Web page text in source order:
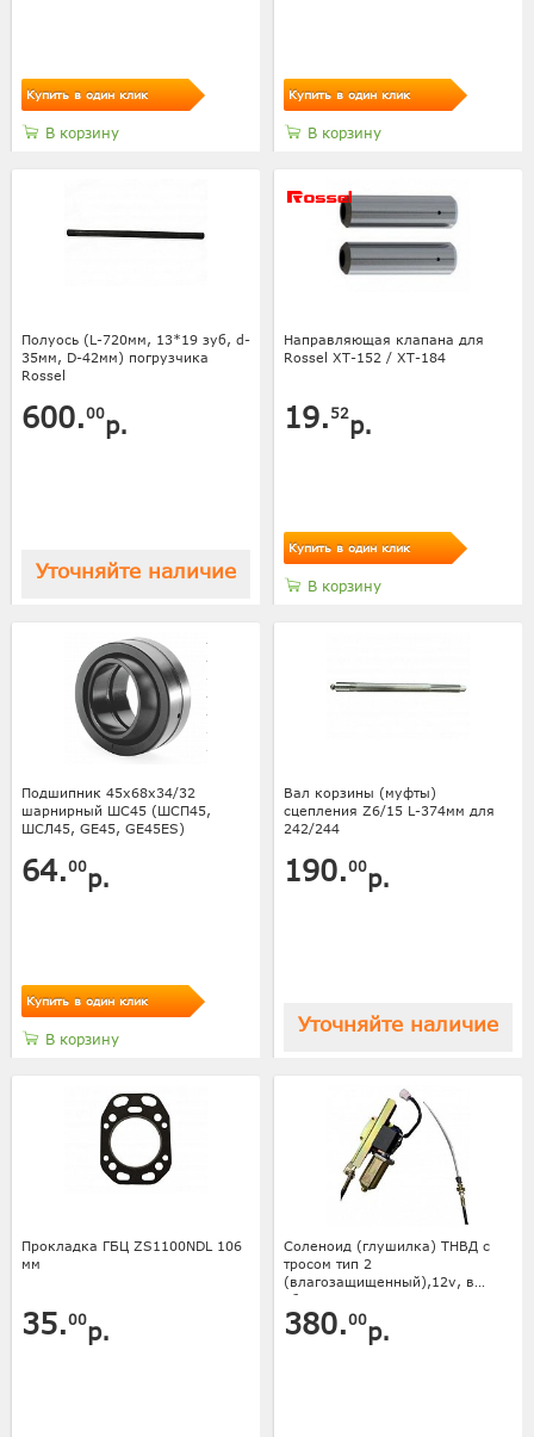
Купить в один клик
В корзину
Купить в один клик
В корзину
Полуось (L-720мм, 13*19 зуб, d-
35мм, D-42мм) погрузчика
Rossel
600.00р.
Уточняйте наличие
Направляющая клапана для
Rossel XT-152 / XT-184
19. 52р.
Купить в один клик
В корзину
Подшипник 45х68х34/32
шарнирный ШС45 (ШСП45,
ШСЛ45, GE45, GE45ES)
64.00р.
Купить в один клик
В корзину
Вал корзины (муфты)
сцепления Z6/15 L-374мм для
242/244
190.00р.
Уточняйте наличие
Прокладка ГБЦ ZS1100NDL 106
мм
35.00р.
Соленоид (глушилка) ТНВД с
тросом тип 2
(влагозащищенный),12v, в
сборе
380.00р.